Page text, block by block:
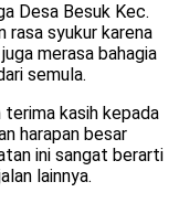
Desa Besuk Kec.
rasa syukur karena
merasa bahagia
semula.
terima kasih kepada
harapan besar
ini sangat berarti
lainnya.